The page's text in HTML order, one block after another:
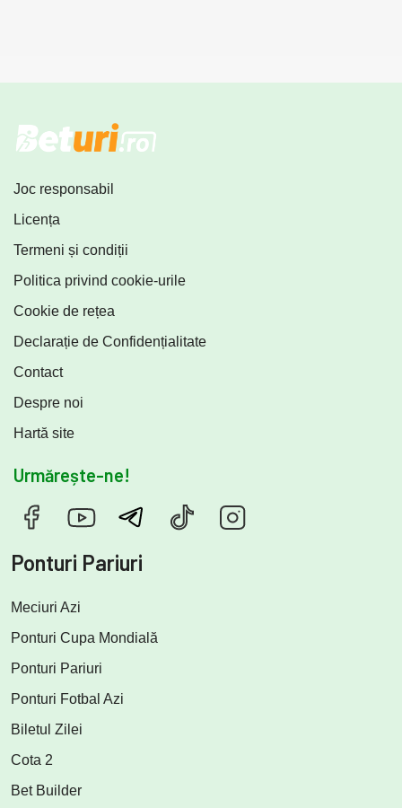
Joc responsabil
Licența
Termeni și condiții
Politica privind cookie-urile
Cookie de rețea
Declarație de Confidențialitate
Contact
Despre noi
Hartă site
Urmărește-ne!
Ponturi Pariuri
Meciuri Azi
Ponturi Cupa Mondială
Ponturi Pariuri
Ponturi Fotbal Azi
Biletul Zilei
Cota 2
Bet Builder